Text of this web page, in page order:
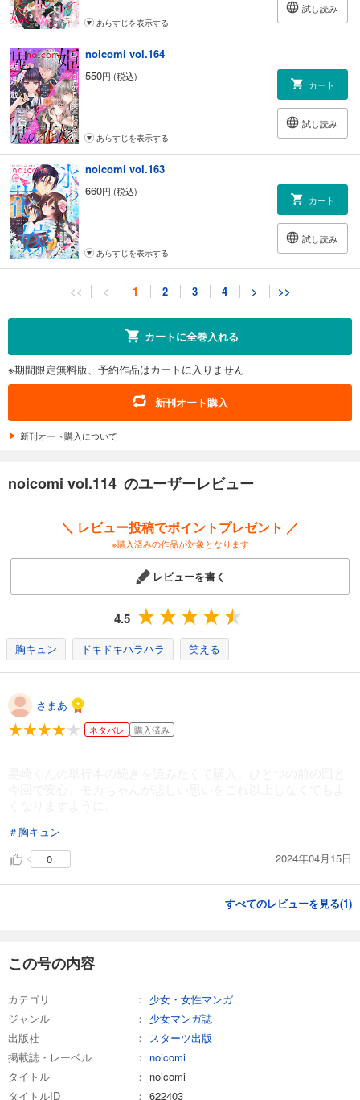
試し読み
あらすじを表示する
noicomi vol.164
550円 (税込)
カート
試し読み
あらすじを表示する
noicomi vol.163
660円 (税込)
カート
試し読み
あらすじを表示する
noicomi vol.162
試し読み
あらすじを表示する
noicomi vol.161
660円 (税込)
あらすじを表示する
660 円 (税込)
あらすじを表示する
noicomi vol.159
660 円 (税込)
660円 (税込)
noicomi vol.156
あらすじを表示する
noicomi vol.155
<< < 1 2 3 4 > >>
カートに全巻入れる
※期間限定無料版、予約作品はカートに入りません
新刊オート購入
新刊オート購入について
noicomi vol.114 のユーザーレビュー
＼ レビュー投稿でポイントプレゼント ／
※購入済みの作品が対象となります
レビューを書く
4.5
胸キュン ドキドキハラハラ 笑える
さまあ
ネタバレ 購入済み
＃胸キュン
0
2024年04月15日
すべてのレビューを見る(1)
この号の内容
カテゴリ
少女・女性マンガ
ジャンル
少女マンガ誌
出版社
スターツ出版
掲載誌・レーベル
noicomi
タイトル
noicomi
タイトルID
622403